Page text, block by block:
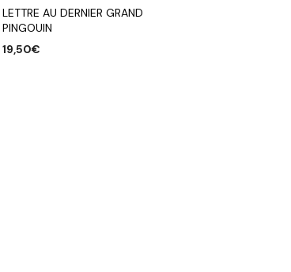
LETTRE AU DERNIER GRAND
PINGOUIN
19,50€